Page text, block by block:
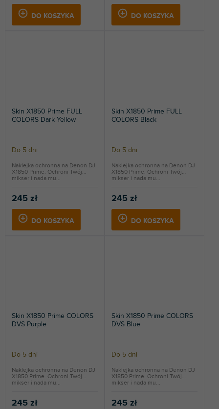
DO KOSZYKA DO KOSZYKA
Skin X1850 Prime FULL
COLORS Dark Yellow
Do 5 dni
245 zł
DO KOSZYKA
Naklejka ochronna na Denon DJ
X1850 Prime. Ochroni Twój
mikser i nada mu...
Skin X1850 Prime FULL
COLORS Black
Do 5 dni
245 zł
DO KOSZYKA
Naklejka ochronna na Denon DJ
X1850 Prime. Ochroni Twój
mikser i nada mu...
Skin X1850 Prime COLORS
DVS Purple
Do 5 dni
245 zł
Naklejka ochronna na Denon DJ
X1850 Prime. Ochroni Twój
mikser i nada mu...
Skin X1850 Prime COLORS
DVS Blue
Do 5 dni
245 zł
Naklejka ochronna na Denon DJ
X1850 Prime. Ochroni Twój
mikser i nada mu...